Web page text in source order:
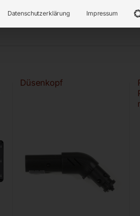
Düsenkopf
Datenschutzerklärung Impressum